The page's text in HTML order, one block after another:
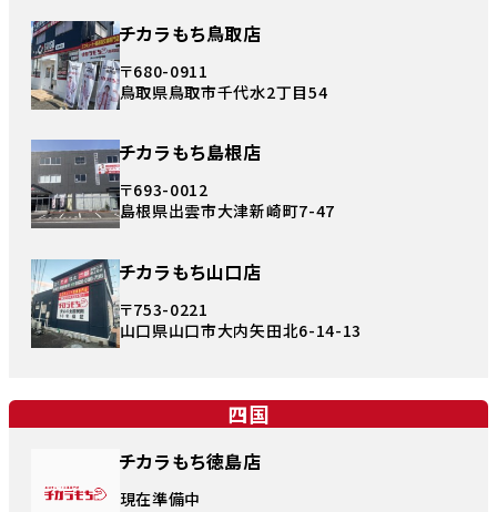
チカラもち鳥取店
〒680-0911
鳥取県鳥取市千代水2丁目54
チカラもち島根店
〒693-0012
島根県出雲市大津新崎町7-47
チカラもち山口店
〒753-0221
山口県山口市大内矢田北6-14-13
四国
チカラもち徳島店
現在準備中